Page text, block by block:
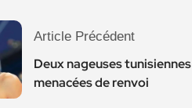
Article Précédent
Deux nageuses tunisiennes
menacées de renvoi